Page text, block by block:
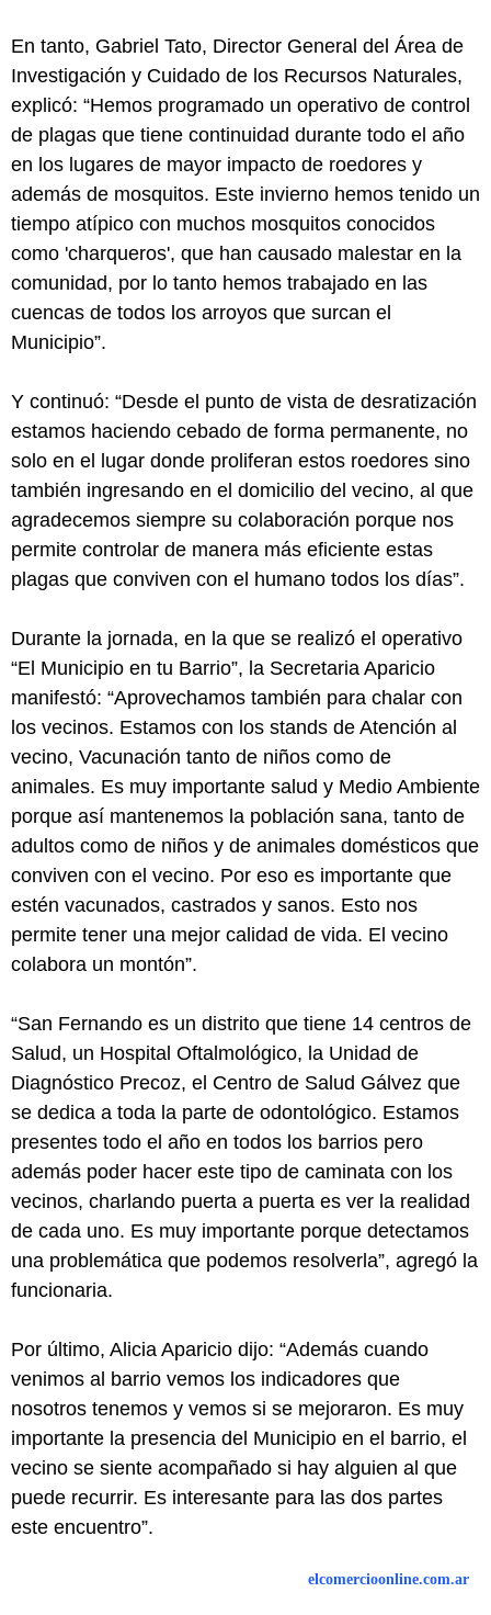
En tanto, Gabriel Tato, Director General del Área de
Investigación y Cuidado de los Recursos Naturales,
explicó: “Hemos programado un operativo de control
de plagas que tiene continuidad durante todo el año
en los lugares de mayor impacto de roedores y
además de mosquitos. Este invierno hemos tenido un
tiempo atípico con muchos mosquitos conocidos
como 'charqueros', que han causado malestar en la
comunidad, por lo tanto hemos trabajado en las
cuencas de todos los arroyos que surcan el
Municipio”.
Y continuó: “Desde el punto de vista de desratización
estamos haciendo cebado de forma permanente, no
solo en el lugar donde proliferan estos roedores sino
también ingresando en el domicilio del vecino, al que
agradecemos siempre su colaboración porque nos
permite controlar de manera más eficiente estas
plagas que conviven con el humano todos los días”.
Durante la jornada, en la que se realizó el operativo
“El Municipio en tu Barrio”, la Secretaria Aparicio
manifestó: “Aprovechamos también para chalar con
los vecinos. Estamos con los stands de Atención al
vecino, Vacunación tanto de niños como de
animales. Es muy importante salud y Medio Ambiente
porque así mantenemos la población sana, tanto de
adultos como de niños y de animales domésticos que
conviven con el vecino. Por eso es importante que
estén vacunados, castrados y sanos. Esto nos
permite tener una mejor calidad de vida. El vecino
colabora un montón”.
“San Fernando es un distrito que tiene 14 centros de
Salud, un Hospital Oftalmológico, la Unidad de
Diagnóstico Precoz, el Centro de Salud Gálvez que
se dedica a toda la parte de odontológico. Estamos
presentes todo el año en todos los barrios pero
además poder hacer este tipo de caminata con los
vecinos, charlando puerta a puerta es ver la realidad
de cada uno. Es muy importante porque detectamos
una problemática que podemos resolverla”, agregó la
funcionaria.
Por último, Alicia Aparicio dijo: “Además cuando
venimos al barrio vemos los indicadores que
nosotros tenemos y vemos si se mejoraron. Es muy
importante la presencia del Municipio en el barrio, el
vecino se siente acompañado si hay alguien al que
puede recurrir. Es interesante para las dos partes
este encuentro”.
elcomercioonline.com.ar